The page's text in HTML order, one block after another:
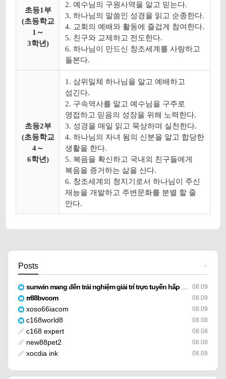
초등1부
(초등학교
1～
3학년)
2. 예수님의 구원사역을 알고 믿는다.
3. 하나님의 말씀인 성경을 읽고 순종한다.
4. 교회의 예배와 활동에 즐겁게 참여한다.
5. 친구와 교제하고 전도한다.
6. 하나님이 만드신 창조세계를 사랑하고
돌본다.
초등2부
(초등학교
4～
6학년)
1. 삼위일체 하나님을 알고 예배하고
섬긴다.
2. 구속역사를 알고 예수님을 구주로
영접하고 믿음의 성장을 위해 노력한다.
3. 성경을 매일 읽고 묵상하며 실천한다.
4. 하나님의 자녀 됨의 신분을 알고 합당한
생활을 한다.
5. 복음을 확신하고 국내외 친구들에게
복음을 증거하는 삶을 산다.
6. 창조세계의 청지기로서 하나님이 주신
재능을 개발하고 주변문화를 분별 할 줄
안다.
+
Posts
08.09
sunwin mang đến trải nghiệm giải trí trực tuyến hấp dẫn
08.09
rr88bvcom
08.09
xoso66iacom
08.08
c168world8
08.08
c168 expert
08.08
new88pet2
08.08
xocdia ink